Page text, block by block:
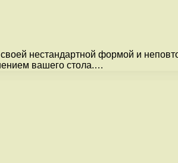
нестандартной формой и
вашего стола.…